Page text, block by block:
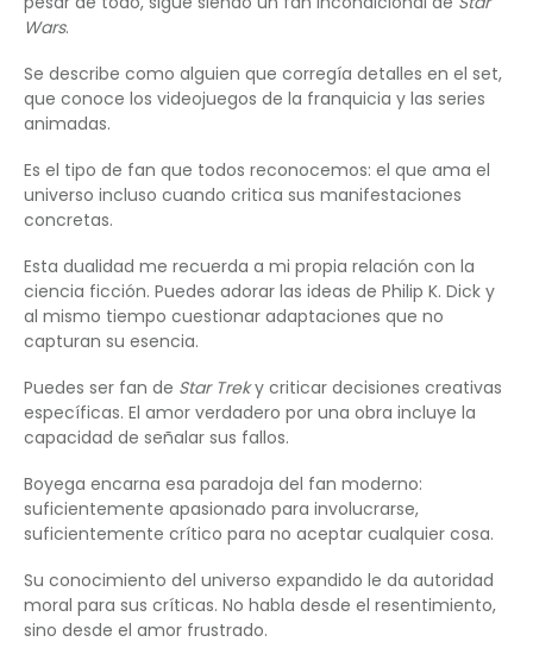
Wars.
Se describe como alguien que corregía detalles en el set,
que conoce los videojuegos de la franquicia y las series
animadas.
Es el tipo de fan que todos reconocemos: el que ama el
universo incluso cuando critica sus manifestaciones
concretas.
Esta dualidad me recuerda a mi propia relación con la
ciencia ficción. Puedes adorar las ideas de Philip K. Dick y
al mismo tiempo cuestionar adaptaciones que no
capturan su esencia.
Puedes ser fan de Star Treky criticar decisiones creativas
específicas. El amor verdadero por una obra incluye la
capacidad de señalar sus fallos.
Boyega encarna esa paradoja del fan moderno:
suficientemente apasionado para involucrarse,
suficientemente crítico para no aceptar cualquier cosa.
Su conocimiento del universo expandido le da autoridad
moral para sus críticas. No habla desde el resentimiento,
sino desde el amor frustrado.